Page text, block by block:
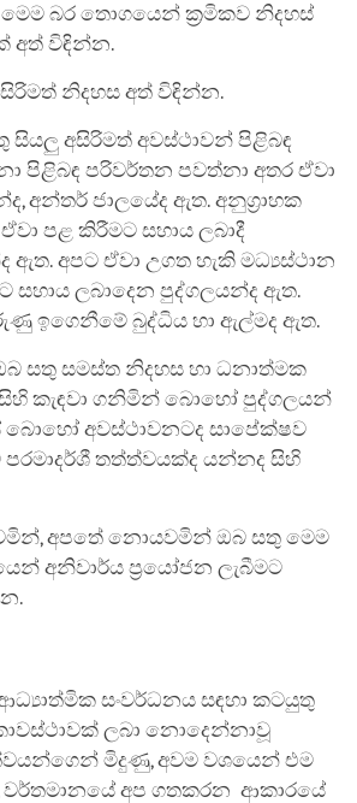
බර තොගයෙන් ක්‍රමිකව නිදහස්
අත් විඳින්න.
නිදහස අත් විඳින්න.
සියලු අසිරිමත් අවස්ථාවන් පිළිබඳ
පිළිබඳ පරිවර්තන පවත්නා අතර ඒවා
අන්තර් ජාලයේද ඇත. අනුග්‍රාහක
පළ කිරීමට සහාය ලබාදී
අපට ඒවා උගත හැකි මධ්‍යස්ථාන
සහාය ලබාදෙන පුද්ගලයන්ද ඇත.
ඉගෙනීමේ බුද්ධිය හා ඇල්මද ඇත.
සතු සමස්ත නිදහස හා ධනාත්මක
කැඳවා ගනිමින් බොහෝ පුද්ගලයන්
බොහෝ අවස්ථාවනටද සාපේක්ෂව
තත්ත්වයක්ද යන්නද සිහි
අපතේ නොයවමින් ඔබ සතු මෙම
අනිවාර්ය ප්‍රයෝජන ලැබීමට
සංවර්ධනය සඳහා කටයුතු
ලබා නොදෙන්නාවූ
මිදුණු, අවම වශයෙන් එම
වර්තමාන‍යේ අප ගතකරන ආකාරයේ